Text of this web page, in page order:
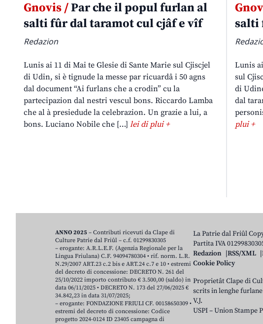
Gnovis /Par che il popul furlan al
salti fûr dal taramot cul cjâf e vîf
Redazion
Lunis ai 11 di Mai te Glesie di Sante Marie sul Cjiscjel
di Udin, si è tignude la messe par ricuardâ i 50 agns
dal document “Ai furlans che a crodin” cu la
partecipazion dal nestri vescul bons. Riccardo Lamba
che al à presiedude la celebrazion. Un grazie a lui, a
bons. Luciano Nobile che […] lei di plui +
salti
Lunis
sul
di
dal
plui +
La Patrie dal Friûl
Partita IVA
Redazion
RSS/XML
Cookie Policy
Proprietât Clape di
scrits in lenghe
V.J.
USPI – Union Stampe
ANNO 2025 – Contributi ricevuti da Clape di
Culture Patrie dal Friûl – c.f. 01299830305
– erogante: A.R.L.E.F. (Agenzia Regionale per la
Lingua Friulana) C.F. 94094780304 • rif. norm. L.R.
N.29/2007 ART.23 c.2 bis e ART.24 c.7 e 10 • estremi
del decreto di concessione: DECRETO N. 261 del
25/10/2022 importo contributo € 3.500,00 (saldo) in
data 06/11/2025 • DECRETO N. 173 del 27/06/2025 €
34.842,23 in data 31/07/2025;
– erogante: FONDAZIONE FRIULI CF. 00158650309 •
estremi del decreto di concessione: Codice
progetto 2024-0124 ID 23405 campagna di